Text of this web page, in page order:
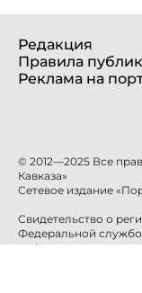
Редакция
Правила
Реклама на
© 2012—2025 Все
Кавказа»
Сетевое издание
Свидетельство о
Федеральной
информационных